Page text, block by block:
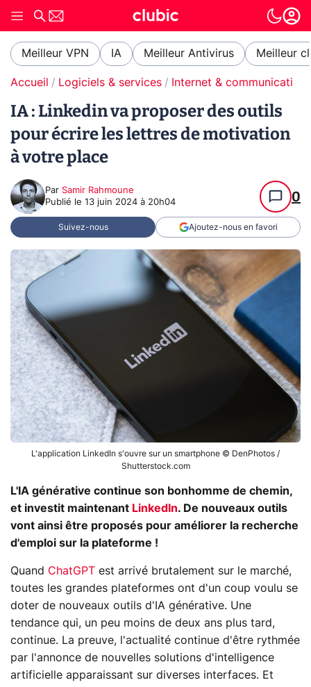
Meilleur VPN IA Meilleur Antivirus Meilleur
Accueil Logiciels & services Internet & communication
IA : Linkedin va proposer des outils
pour écrire les lettres de motivation
à votre place
Par Samir Rahmoune
Publié le 13 juin 2024 à 20h04 0
Suivez-nous Ajoutez-nous en favori
L'application LinkedIn s'ouvre sur un smartphone © DenPhotos /
Shutterstock.com
L'IA générative continue son bonhomme de chemin,
et investit maintenant LinkedIn. De nouveaux outils
vont ainsi être proposés pour améliorer la recherche
d'emploi sur la plateforme !
Quand ChatGPT est arrivé brutalement sur le marché,
toutes les grandes plateformes ont d'un coup voulu se
doter de nouveaux outils d'IA générative. Une
tendance qui, un peu moins de deux ans plus tard,
continue. La preuve, l'actualité continue d'être rythmée
par l'annonce de nouvelles solutions d'intelligence
artificielle apparaissant sur diverses interfaces. Et